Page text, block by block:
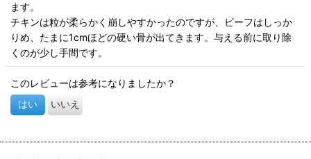
絞り込む
ます。
チキンは粒が柔らかく崩しやすかったのですが、ビーフはしっか
りめ、たまに1cmほどの硬い骨が出てきます。与える前に取り除
くのが少し手間です。
このレビューは参考になりましたか？
はい いいえ